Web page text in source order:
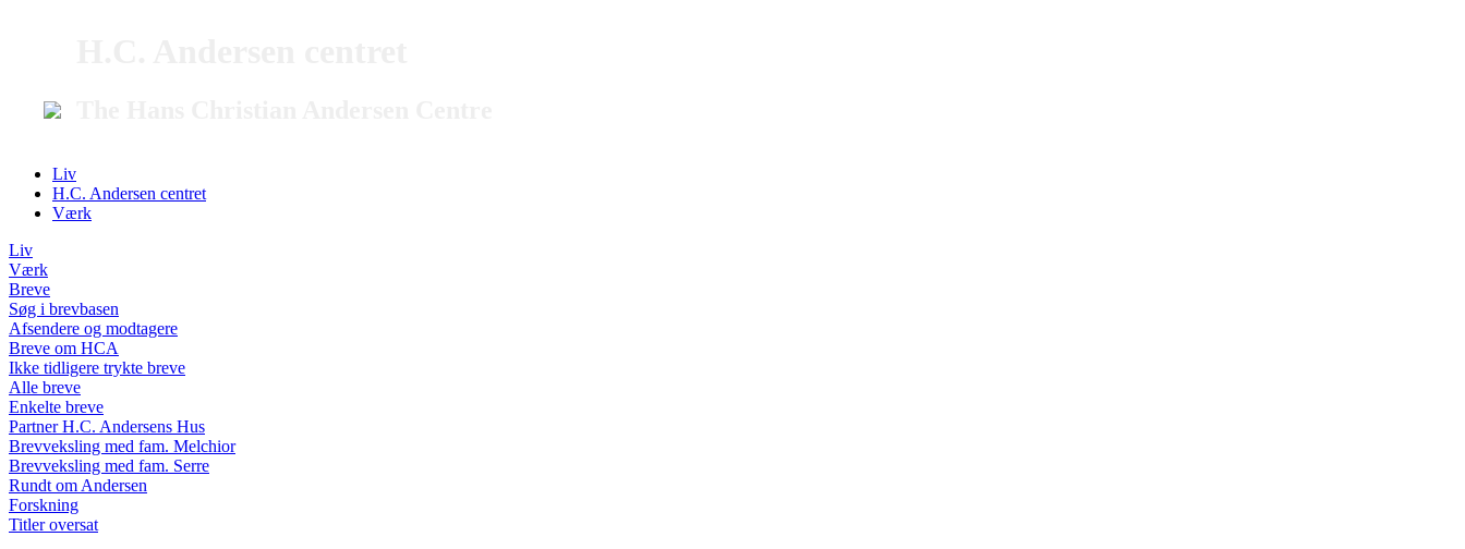
Liv
H.C. Andersen centret
Værk
Liv
Værk
Breve
Søg i brevbasen
Afsendere og modtagere
Breve om HCA
Ikke tidligere trykte breve
Alle breve
Enkelte breve
Partner H.C. Andersens Hus
Brevveksling med fam. Melchior
Brevveksling med fam. Serre
Rundt om Andersen
Forskning
Titler oversat